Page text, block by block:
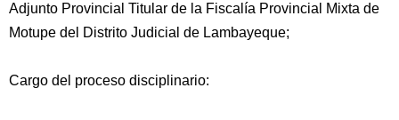
Adjunto Provincial Titular de la Fiscalía Provincial Mixta de
Motupe del Distrito Judicial de Lambayeque;
Cargo del proceso disciplinario: